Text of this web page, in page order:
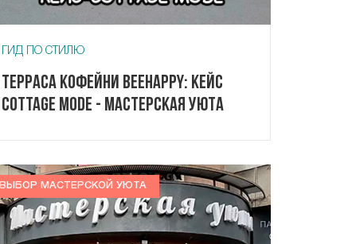
ГИД ПО СТИЛЮ
Терраса кофейни Beehappy: кейс
Cottage Mode - Мастерская Уюта
ВЫБОР МАСТЕРСКОЙ УЮТА